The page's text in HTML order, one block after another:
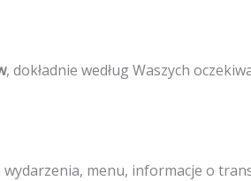
, dokładnie według Waszych
menu, informacje o